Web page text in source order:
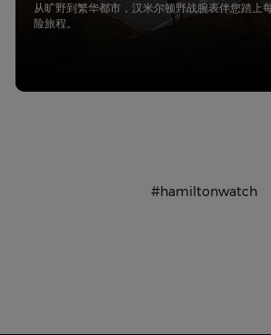
从旷野到繁华都市，汉米尔顿野战腕表伴您踏上
险旅程。
#hamiltonwatch